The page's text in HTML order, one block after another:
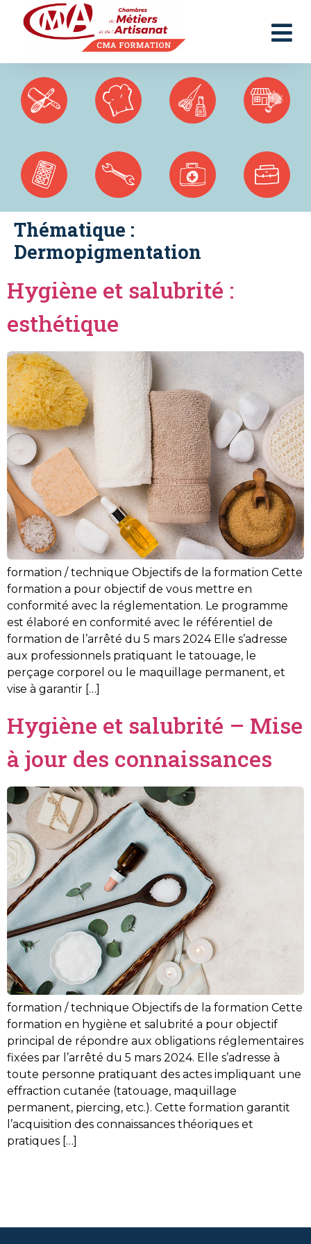
Thématique :
Dermopigmentation
Hygiène et salubrité :
esthétique
formation / technique Objectifs de la formation Cette
formation a pour objectif de vous mettre en
conformité avec la réglementation. Le programme
est élaboré en conformité avec le référentiel de
formation de l’arrêté du 5 mars 2024 Elle s’adresse
aux professionnels pratiquant le tatouage, le
perçage corporel ou le maquillage permanent, et
vise à garantir […]
Hygiène et salubrité – Mise
à jour des connaissances
formation / technique Objectifs de la formation Cette
formation en hygiène et salubrité a pour objectif
principal de répondre aux obligations réglementaires
fixées par l’arrêté du 5 mars 2024. Elle s’adresse à
toute personne pratiquant des actes impliquant une
effraction cutanée (tatouage, maquillage
permanent, piercing, etc.). Cette formation garantit
l’acquisition des connaissances théoriques et
pratiques […]
Panneau de gestion des cookies